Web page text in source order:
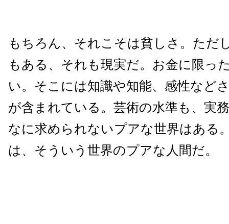
もちろん、それこそは貧しさ。ただ
もある、それも現実だ。お金に限っ
い。そこには知識や知能、感性など
が含まれている。芸術の水準も、実
なに求められないプアな世界はある
は、そういう世界のプアな人間だ。